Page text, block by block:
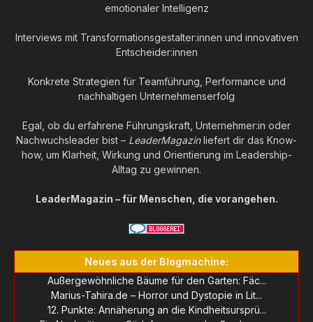
emotionaler Intelligenz
Interviews mit Transformationsgestalter:innen und innovativen
Entscheider:innen
Konkrete Strategien für Teamführung, Performance und
nachhaltigen Unternehmenserfolg
Egal, ob du erfahrene Führungskraft, Unternehmer:in oder
Nachwuchsleader bist – LeaderMagazinliefert dir das Know-
how, um Klarheit, Wirkung und Orientierung im Leadership-
Alltag zu gewinnen.
LeaderMagazin – für Menschen, die vorangehen.
Neues aus der Blogmachine:
Außergewöhnliche Bäume für den Garten: Fäc...
Marius-Tahira.de – Horror und Dystopie in Lit...
12. Punkte: Annäherung an die Kindheitsursprü...